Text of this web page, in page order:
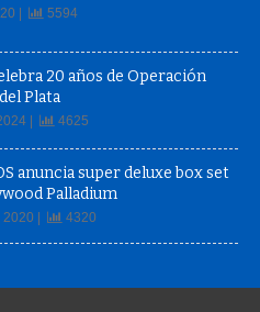
| 5594
20 años de Operación
Plata
| 4625
anuncia super deluxe box set
Palladium
| 4320